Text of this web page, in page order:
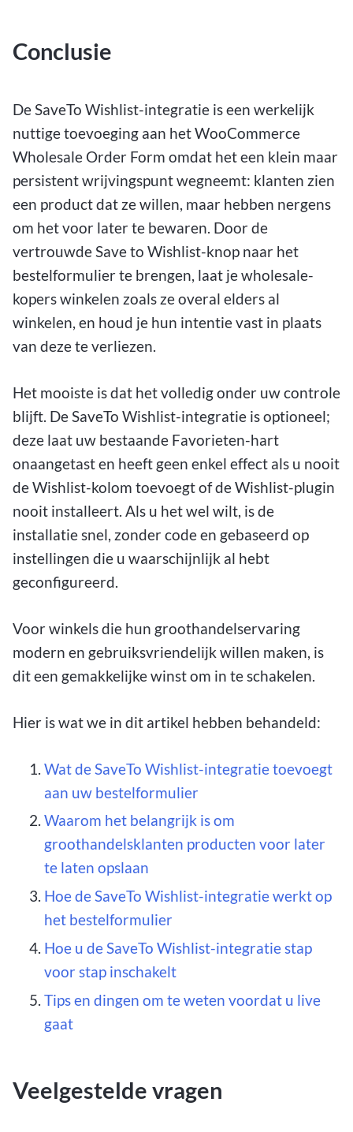
Conclusie
De SaveTo Wishlist-integratie is een werkelijk
nuttige toevoeging aan het WooCommerce
Wholesale Order Form omdat het een klein maar
persistent wrijvingspunt wegneemt: klanten zien
een product dat ze willen, maar hebben nergens
om het voor later te bewaren. Door de
vertrouwde Save to Wishlist-knop naar het
bestelformulier te brengen, laat je wholesale-
kopers winkelen zoals ze overal elders al
winkelen, en houd je hun intentie vast in plaats
van deze te verliezen.
Het mooiste is dat het volledig onder uw controle
blijft. De SaveTo Wishlist-integratie is optioneel;
deze laat uw bestaande Favorieten-hart
onaangetast en heeft geen enkel effect als u nooit
de Wishlist-kolom toevoegt of de Wishlist-plugin
nooit installeert. Als u het wel wilt, is de
installatie snel, zonder code en gebaseerd op
instellingen die u waarschijnlijk al hebt
geconfigureerd.
Voor winkels die hun groothandelservaring
modern en gebruiksvriendelijk willen maken, is
dit een gemakkelijke winst om in te schakelen.
Hier is wat we in dit artikel hebben behandeld:
Wat de SaveTo Wishlist-integratie toevoegt
aan uw bestelformulier
Waarom het belangrijk is om
groothandelsklanten producten voor later
te laten opslaan
Hoe de SaveTo Wishlist-integratie werkt op
het bestelformulier
Hoe u de SaveTo Wishlist-integratie stap
voor stap inschakelt
Tips en dingen om te weten voordat u live
gaat
Veelgestelde vragen